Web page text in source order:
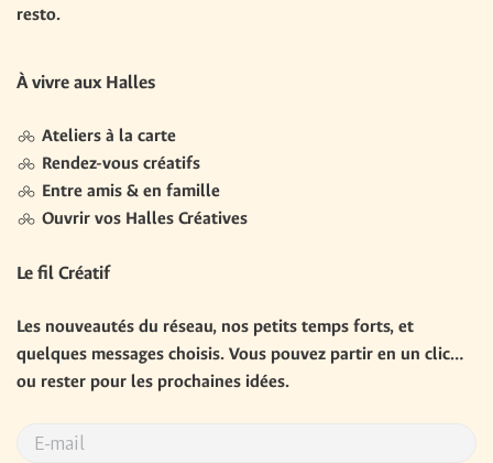
resto.
À vivre aux Halles
Ateliers à la carte
Rendez-vous créatifs
Entre amis & en famille
Ouvrir vos Halles Créatives
Le fil Créatif
Les nouveautés du réseau, nos petits temps forts, et
quelques messages choisis. Vous pouvez partir en un clic…
ou rester pour les prochaines idées.